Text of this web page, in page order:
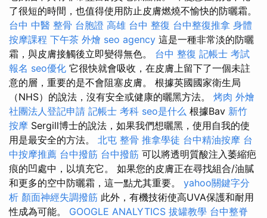
了很短的時間，也值得使用防止皮膚燃燒不愉快的防曬霜。
台中 中醫 整骨 台胞證 高雄 台中 整復 台中整復推拿 身體
按摩課程 下午茶 外燴 seo agency 這是一種非常淡的防曬
霜，與皮膚接觸後立即變得無色。 台中 整復 記帳士 考試
報名 seo優化 它很快就會吸收，在皮膚上留下了一個未註
意的層，重要的是不會阻塞皮膚。 根據英國國家衛生局
（NHS）的說法，沒有安全或健康的曬黑方法。 烤肉 外燴
社團法人登記申請 記帳士 考科 seo是什么 根據Bav 新竹
按摩 Sergill博士的說法，如果我們想曬黑，使用自我的使
用是最安全的方法。 北屯 整骨 推拿學徒 台中精油按摩 台
中按摩推薦 台中撥筋 台中撥筋 可以將透明質酸注入萎縮疤
痕的凹處中，以填充它。 如果您的皮膚正在尋找組合/油膩
和更多的空中防曬霜，這一點尤其重要。 yahoo關鍵字分
析 顏面神經失調撥筋 此外，有機技術使高UVA保護和耐用
性成為可能。 GOOGLE ANALYTICS 拔罐教學 台中整脊